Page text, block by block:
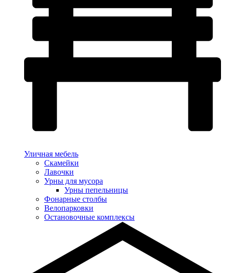
Уличная мебель
Скамейки
Лавочки
Урны для мусора
Урны пепельницы
Фонарные столбы
Велопарковки
Остановочные комплексы